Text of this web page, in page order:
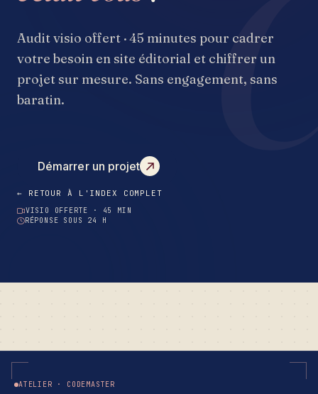
Audit visio offert · 45 minutes pour cadrer
votre besoin en site éditorial et chiffrer un
projet sur mesure. Sans engagement, sans
baratin.
Démarrer un projet
← RETOUR À L'INDEX COMPLET
VISIO OFFERTE · 45 MIN
RÉPONSE SOUS 24 H
ATELIER · CODEMASTER